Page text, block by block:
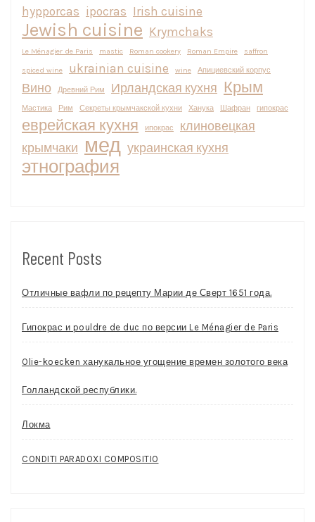
hypporcas ipocras Irish cuisine
Jewish cuisine Krymchaks
Le Ménagier de Paris mastic Roman cookery Roman Empire saffron
spiced wine ukrainian cuisine wine Апициевский корпус
Вино Древний Рим Ирландская кухня Крым
Мастика Рим Секреты крымчакской кухни Ханука Шафран гипокрас
еврейская кухня ипокрас
клиновецкая
крымчаки мед украинская кухня
этнография
Recent Posts
Отличные вафли по рецепту Марии де Сверт 1651 года.
Гипокрас и pouldre de duc по версии Le Ménagier de Paris
Olie-koecken ханукальное угощение времен золотого века
Голландской республики.
Локма
CONDITI PARADOXI COMPOSITIO